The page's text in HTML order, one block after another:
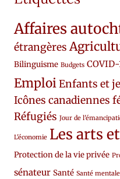
Affaires
étrangères
Bilinguisme Budgets COVID-
EmploiEnfants et
Icônes canadiennes
Réfugiés Jour de
L'économie Les arts
Protection de la vie privée
sénateur Santé Santé mentale